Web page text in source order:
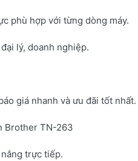
phù hợp với từng dòng máy.
lý, doanh nghiệp.
giá nhanh và ưu đãi tốt nhất.
Brother TN-263
trực tiếp.